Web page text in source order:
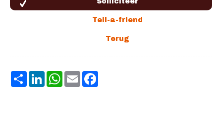
Share LinkedInWhatsApp
Email